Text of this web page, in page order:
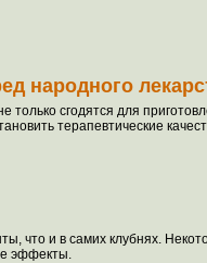
народного
только сгодятся для
терапевтические
что и в самих клубнях.
эффекты.